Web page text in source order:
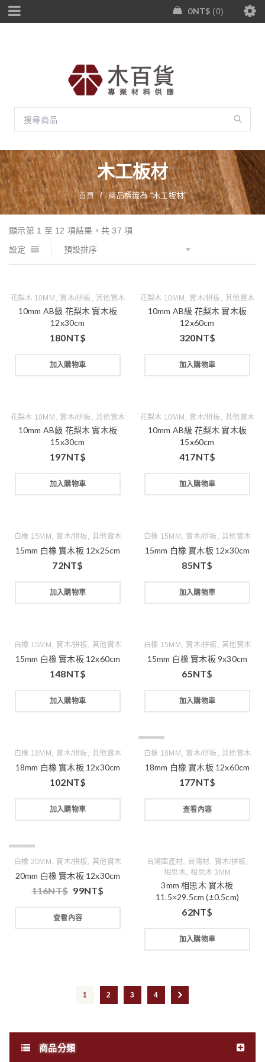
0NT$ 0
木工板材
首頁 / 商品標籤為 “木工板材”
商品分類
顯示第 1 至 12 項結果，共 37 項
設定
預設排序
花梨木 10MM 實木/拼板 其他實木
10mm AB級 花梨木 實木板
12x30cm
180NT$
加入購物車
花梨木 10MM 實木/拼板 其他實木
10mm AB級 花梨木 實木板
12x60cm
320NT$
加入購物車
花梨木 10MM 實木/拼板 其他實木
10mm AB級 花梨木 實木板
15x30cm
197NT$
加入購物車
花梨木 10MM 實木/拼板 其他實木
10mm AB級 花梨木 實木板
15x60cm
417NT$
加入購物車
白橡 15MM 實木/拼板 其他實木
15mm 白橡 實木板 12x25cm
72NT$
加入購物車
白橡 15MM 實木/拼板 其他實木
15mm 白橡 實木板 12x30cm
85NT$
加入購物車
白橡 15MM 實木/拼板 其他實木
15mm 白橡 實木板 12x60cm
148NT$
加入購物車
白橡 15MM 實木/拼板 其他實木
15mm 白橡 實木板 9x30cm
65NT$
加入購物車
白橡 18MM 實木/拼板 其他實木
18mm 白橡 實木板 12x30cm
102NT$
加入購物車
白橡 18MM 實木/拼板 其他實木
18mm 白橡 實木板 12x60cm
177NT$
查看內容
白橡 20MM 實木/拼板 其他實木
20mm 白橡 實木板 12x30cm
116NT$ 99NT$
查看內容
台灣國產材 台灣材 實木/拼板
相思木,相思木 3MM
3mm 相思木 實木板
11.5×29.5cm (±0.5cm)
62NT$
加入購物車
1 2 3 4